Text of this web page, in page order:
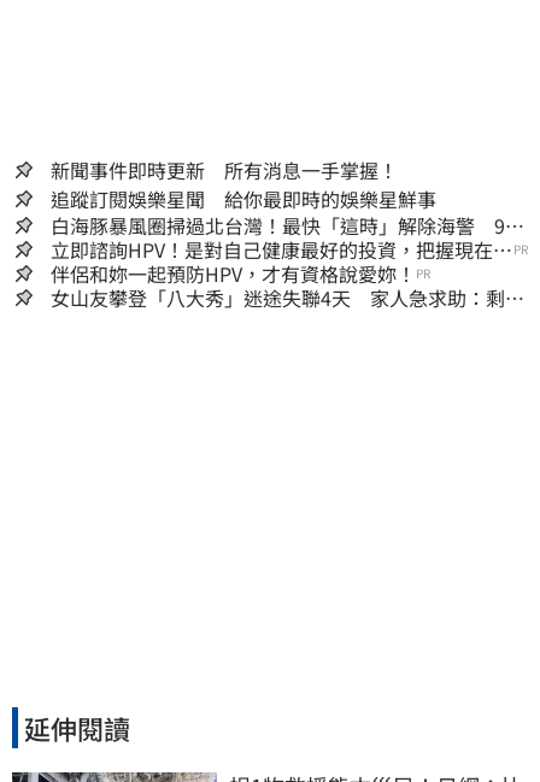
新聞事件即時更新 所有消息一手掌握！
追蹤訂閱娛樂星聞 給你最即時的娛樂星鮮事
白海豚暴風圈掃過北台灣！最快「這時」解除海警 9日
停班停課一覽
立即諮詢HPV！是對自己健康最好的投資，把握現在不
嫌晚！
PR
伴侶和妳一起預防HPV，才有資格說愛妳！ PR
女山友攀登「八大秀」迷途失聯4天 家人急求助：剩我
延伸閱讀